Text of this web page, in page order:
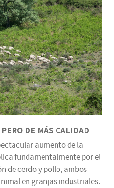
de más calidad
aumento de la
fundamentalmente por el
de cerdo y pollo, ambos
en granjas industriales.